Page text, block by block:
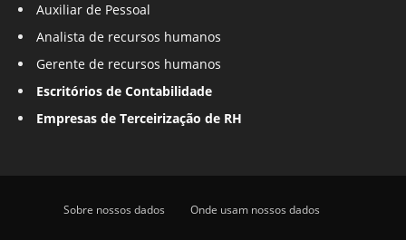
Auxiliar de Pessoal
Analista de recursos humanos
Gerente de recursos humanos
Escritórios de Contabilidade
Empresas de Terceirização de RH
Sobre nossos dados Onde usam nossos dados